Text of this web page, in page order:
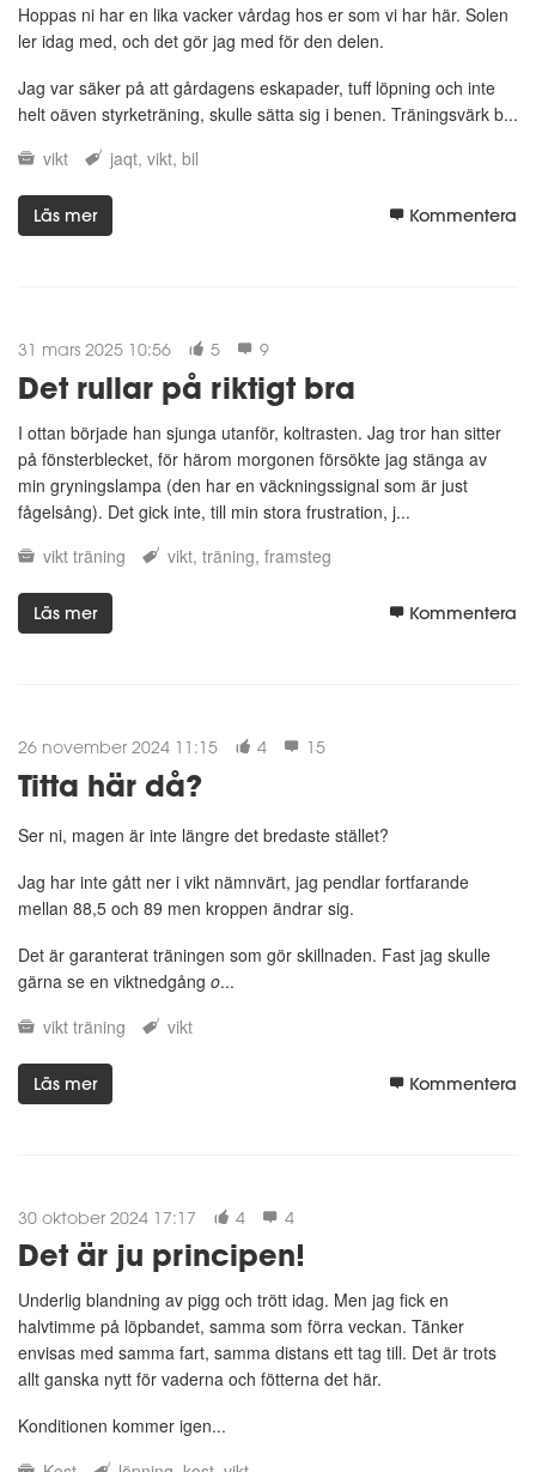
Hoppas ni har en lika vacker vårdag hos er som vi har här. Solen
ler idag med, och det gör jag med för den delen.
Jag var säker på att gårdagens eskapader, tuff löpning och inte
helt oäven styrketräning, skulle sätta sig i benen. Träningsvärk b...
vikt
jaqt vikt bil
Läs mer Kommentera
31 mars 2025 10:56 5 9
Det rullar på riktigt bra
I ottan började han sjunga utanför, koltrasten. Jag tror han sitter
på fönsterblecket, för härom morgonen försökte jag stänga av
min gryningslampa (den har en väckningssignal som är just
fågelsång). Det gick inte, till min stora frustration, j...
vikt träning vikt träning framsteg
Läs mer Kommentera
26 november 2024 11:15 4 15
Titta här då?
Ser ni, magen är inte längre det bredaste stället?
Jag har inte gått ner i vikt nämnvärt, jag pendlar fortfarande
mellan 88,5 och 89 men kroppen ändrar sig.
Det är garanterat träningen som gör skillnaden. Fast jag skulle
gärna se en viktnedgång o...
vikt träning vikt
Läs mer Kommentera
30 oktober 2024 17:17 4 4
Det är ju principen!
Underlig blandning av pigg och trött idag. Men jag fick en
halvtimme på löpbandet, samma som förra veckan. Tänker
envisas med samma fart, samma distans ett tag till. Det är trots
allt ganska nytt för vaderna och fötterna det här.
Konditionen kommer igen...